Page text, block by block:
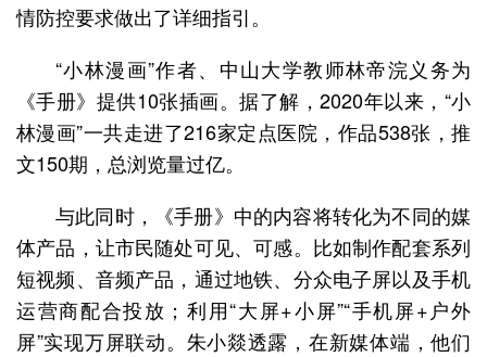
情防控要求做出了详细指引。
“小林漫画”作者、中山大学教师林帝浣义务为
《手册》提供10张插画。据了解，2020年以来，“小
林漫画”一共走进了216家定点医院，作品538张，推
文150期，总浏览量过亿。
与此同时，《手册》中的内容将转化为不同的媒
体产品，让市民随处可见、可感。比如制作配套系列
短视频、音频产品，通过地铁、分众电子屏以及手机
运营商配合投放；利用“大屏+小屏”“手机屏+户外
屏”实现万屏联动。朱小燚透露，在新媒体端，他们